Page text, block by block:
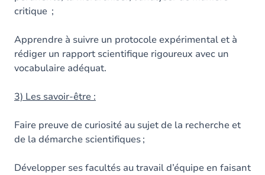
critique ;
Apprendre à suivre un protocole expérimental et à
rédiger un rapport scientifique rigoureux avec un
vocabulaire adéquat.
3) Les savoir-être :
Faire preuve de curiosité au sujet de la recherche et
de la démarche scientifiques ;
Développer ses facultés au travail d’équipe en faisant